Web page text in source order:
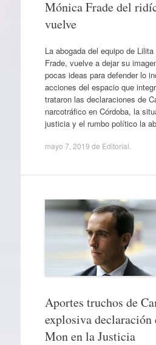
Mónica Frade del
vuelve
La abogada del equipo de
Frade, vuelve a dejar su
pocas ideas para defender lo
acciones del espacio que
trataron las declaraciones de
narcotráfico en Córdoba, la
justicia y el rumbo político la
mayo 7, 2019 de Editorial
Aportes truchos de
explosiva declaración
Mon en la Justicia